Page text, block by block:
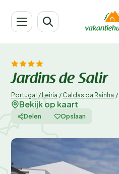
Jardins de Salir
Portugal / Leiria / Caldas da Rainha /
Bekijk op kaart
Delen Opslaan